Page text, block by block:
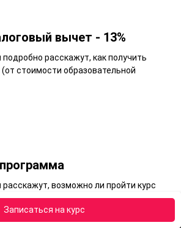
Записаться на курс
вычет - 13%
расскажут, как получить
стоимости образовательной
возможно ли пройти курс